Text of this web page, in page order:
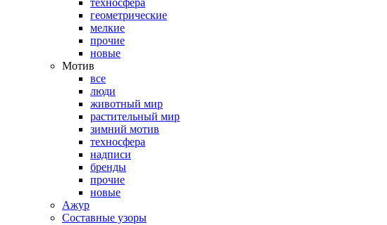
техносфера
геометрические
мелкие
прочие
новые
Мотив
все
люди
животный мир
растительный мир
зимний мотив
техносфера
надписи
бренды
прочие
новые
Ажур
Составные узоры